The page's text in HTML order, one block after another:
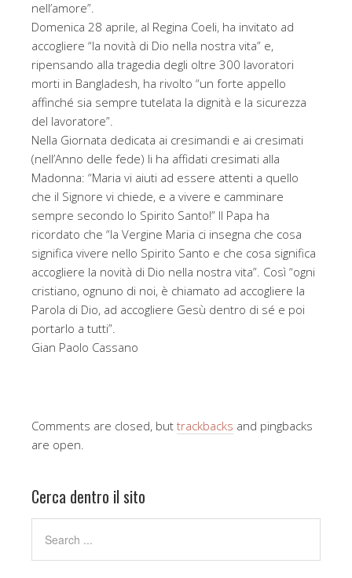
nell’amore”.
Domenica 28 aprile, al Regina Coeli, ha invitato ad
accogliere “la novità di Dio nella nostra vita” e,
ripensando alla tragedia degli oltre 300 lavoratori
morti in Bangladesh, ha rivolto “un forte appello
affinché sia sempre tutelata la dignità e la sicurezza
del lavoratore”.
Nella Giornata dedicata ai cresimandi e ai cresimati
(nell’Anno delle fede) li ha affidati cresimati alla
Madonna: “Maria vi aiuti ad essere attenti a quello
che il Signore vi chiede, e a vivere e camminare
sempre secondo lo Spirito Santo!” Il Papa ha
ricordato che “la Vergine Maria ci insegna che cosa
significa vivere nello Spirito Santo e che cosa significa
accogliere la novità di Dio nella nostra vita”. Così “ogni
cristiano, ognuno di noi, è chiamato ad accogliere la
Parola di Dio, ad accogliere Gesù dentro di sé e poi
portarlo a tutti”.
Gian Paolo Cassano
Comments are closed, but trackbacks and pingbacks
are open.
Cerca dentro il sito